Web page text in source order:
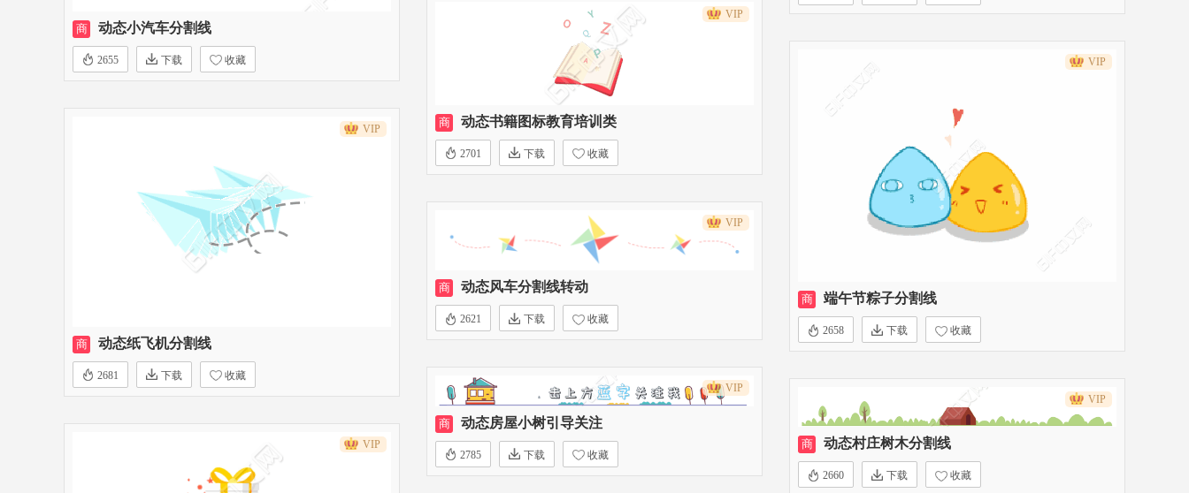
商 动态小汽车分割线
2655 下载 收藏
VIP
商 动态书籍图标教育培训类
2701 下载 收藏
VIP
商 端午节粽子分割线
2658 下载 收藏
VIP
商 动态纸飞机分割线
2681 下载 收藏
VIP
商 动态风车分割线转动
2621 下载 收藏
VIP
商 动态房屋小树引导关注
2785 下载 收藏
VIP
商 动态村庄树木分割线
2660 下载 收藏
VIP